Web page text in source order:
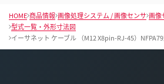
HOME 商品情報 画像処理システム / 画像センサ 画像
型式一覧・外形寸法図
イーサネット ケーブル （M12 X8pin-RJ-45）